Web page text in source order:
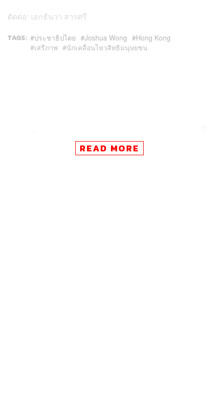
ตัดต่อ: เอกธันวา สารศรี
TAGS: ประชาธิปไตย Joshua Wong
Hong Kong
เสรีภาพ
นักเคลื่อนไหวสิทธิมนุษยชน
READ MORE